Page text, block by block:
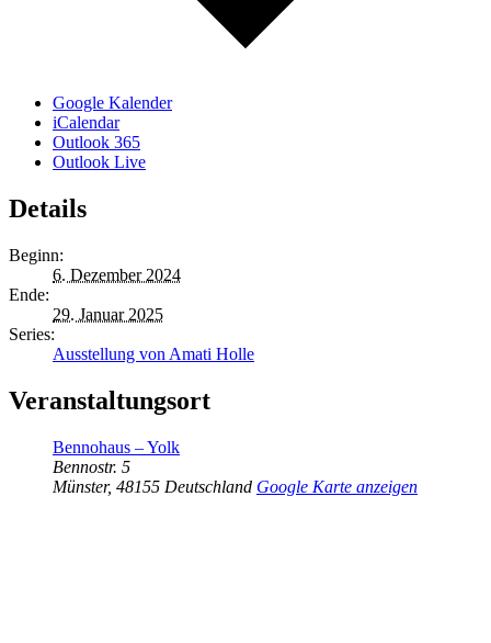
Google Kalender
iCalendar
Outlook 365
Outlook Live
Details
Beginn:
6. Dezember 2024
Ende:
29. Januar 2025
Series:
Ausstellung von Amati Holle
Veranstaltungsort
Bennohaus – Yolk
Bennostr. 5
Münster, 48155 Deutschland Google Karte anzeigen